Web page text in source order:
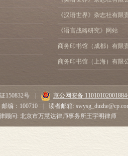
★ “绿色品牌”
丁美洲和美国
想的影响而非
式的怪异信仰
★“绿色企业家
号。本书作者
(浪漫主义、素
参考书目
索引
译后记
《汉语世界》杂志社有限
《语言战略研究》网站
商务印书馆（成都）有限
商务印书馆（上海）有限
150832号
京公网安备
邮编：100710
读者邮箱:
顾问: 北京市万慧达律师事务所王宇明律师